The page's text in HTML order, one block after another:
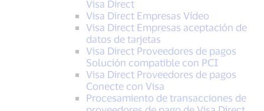
Visa Direct
Visa Direct Empresas Vídeo
Visa Direct Empresas aceptación de
datos de tarjetas
Visa Direct Proveedores de pagos
Solución compatible con PCI
Visa Direct Proveedores de pagos
Conecte con Visa
Procesamiento de transacciones de